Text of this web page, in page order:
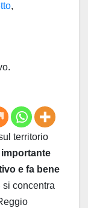
,
territorio
importante
e fa bene
concentra